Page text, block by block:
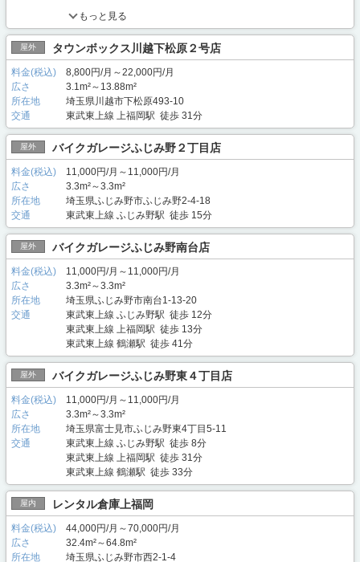
もっと見る
屋外 タウンボックス川越下松原２号店
料金(税込)
8,800円/月～22,000円/月
広さ
3.1m²～13.88m²
所在地
埼玉県川越市下松原493-10
交通
東武東上線 上福岡駅 徒歩 31分
屋外 バイクガレージふじみ野２丁目店
料金(税込)
11,000円/月～11,000円/月
広さ
3.3m²～3.3m²
所在地
埼玉県ふじみ野市ふじみ野2-4-18
交通
東武東上線 ふじみ野駅 徒歩 15分
屋外 バイクガレージふじみ野南台店
料金(税込)
11,000円/月～11,000円/月
広さ
3.3m²～3.3m²
所在地
埼玉県ふじみ野市南台1-13-20
交通
東武東上線 ふじみ野駅 徒歩 12分
東武東上線 上福岡駅 徒歩 13分
東武東上線 鶴瀬駅 徒歩 41分
屋外 バイクガレージふじみ野東４丁目店
料金(税込)
11,000円/月～11,000円/月
広さ
3.3m²～3.3m²
所在地
埼玉県富士見市ふじみ野東4丁目5-11
交通
東武東上線 ふじみ野駅 徒歩 8分
東武東上線 上福岡駅 徒歩 31分
東武東上線 鶴瀬駅 徒歩 33分
屋内 レンタル倉庫上福岡
料金(税込)
44,000円/月～70,000円/月
広さ
32.4m²～64.8m²
所在地
埼玉県ふじみ野市西2-1-4